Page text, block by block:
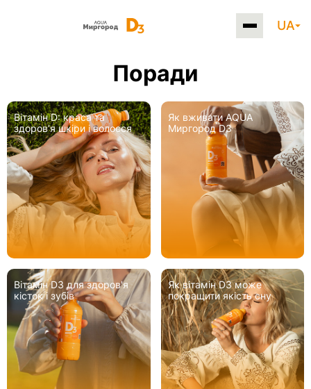
UA
Поради
Вітамін D: краса та
здоровʼя шкіри і волосся
Як вживати AQUA
Миргород D3
Вітамін D3 для здоров'я
кісток і зубів
Як вітамін D3 може
покращити якість сну